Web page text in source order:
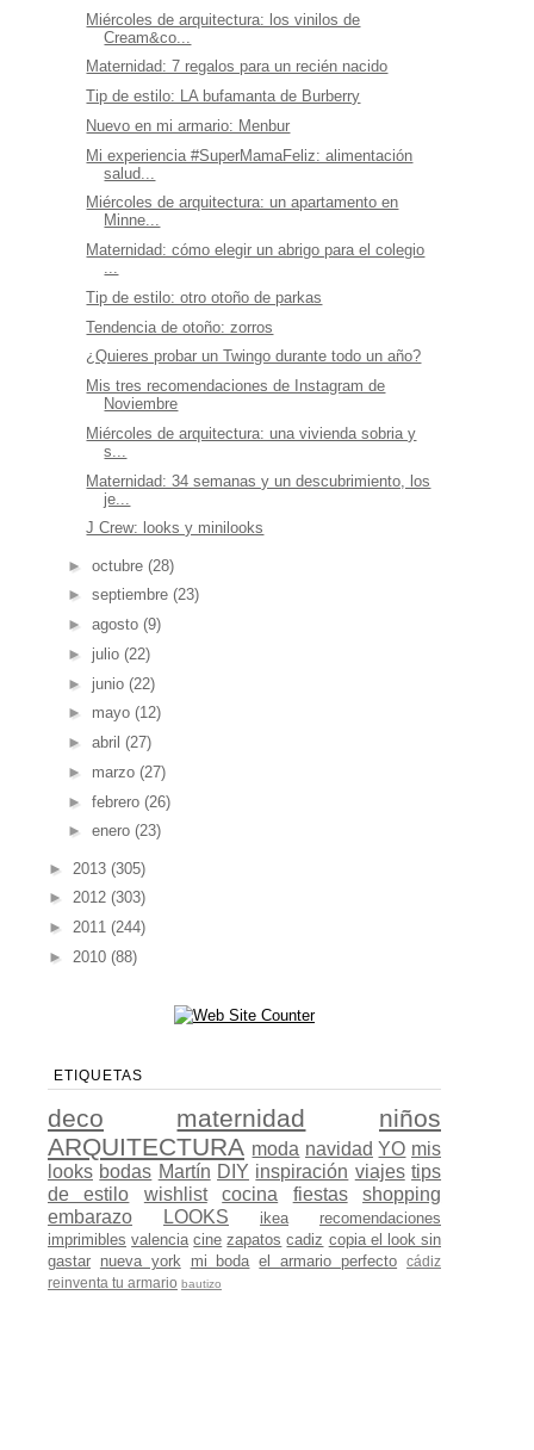
Miércoles de arquitectura: los vinilos de
Cream&co...
Maternidad: 7 regalos para un recién nacido
Tip de estilo: LA bufamanta de Burberry
Nuevo en mi armario: Menbur
Mi experiencia #SuperMamaFeliz: alimentación
salud...
Miércoles de arquitectura: un apartamento en
Minne...
Maternidad: cómo elegir un abrigo para el colegio
...
Tip de estilo: otro otoño de parkas
Tendencia de otoño: zorros
¿Quieres probar un Twingo durante todo un año?
Mis tres recomendaciones de Instagram de
Noviembre
Miércoles de arquitectura: una vivienda sobria y
s...
Maternidad: 34 semanas y un descubrimiento, los
je...
J Crew: looks y minilooks
► octubre (28)
► septiembre (23)
► agosto (9)
► julio (22)
► junio (22)
► mayo (12)
► abril (27)
► marzo (27)
► febrero (26)
► enero (23)
► 2013 (305)
► 2012 (303)
► 2011 (244)
► 2010 (88)
ETIQUETAS
deco maternidad
niños
ARQUITECTURA moda navidad YO mis
looks bodas Martín DIY inspiración viajes tips
de estilo
wishlist cocina fiestas
shopping
embarazo
LOOKS ikea
recomendaciones
imprimibles valencia cine zapatos cadiz copia el look sin
gastar nueva york mi boda el armario perfecto
cádiz
reinventa tu armario bautizo